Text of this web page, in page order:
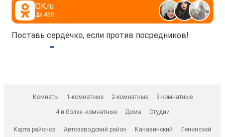
OK.ru
458
Поставь сердечко, если против посредников!
Комнаты 1-комнатные 2-комнатные 3-комнатные
4 и более -комнатные Дома Студии
Карта районов Автозаводский район Канавинский Ленинский